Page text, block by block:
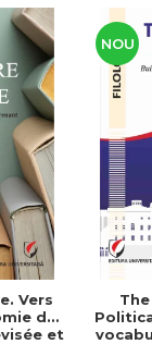
Vers
de
NOU